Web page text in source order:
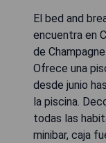
El bed and
encuentra en
de
Ofrece una
desde junio
la piscina.
todas las
minibar, caja